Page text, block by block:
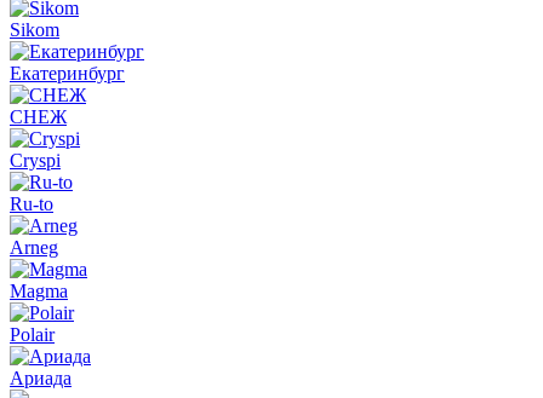
Sikom
Екатеринбург
СНЕЖ
Cryspi
Ru-to
Arneg
Magma
Polair
Ариада